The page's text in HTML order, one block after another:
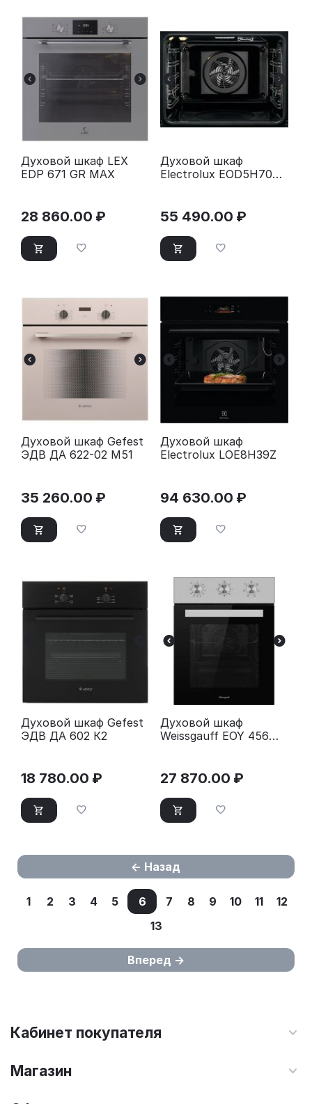
Духовой шкаф LEX
EDP 671 GR MAX
28 860.00 ₽
Духовой шкаф
Electrolux EOD5H70Z
55 490.00 ₽
Духовой шкаф Gefest
ЭДВ ДА 622-02 М51
35 260.00 ₽
Духовой шкаф
Electrolux LOE8H39Z
94 630.00 ₽
Духовой шкаф Gefest
ЭДВ ДА 602 К2
18 780.00 ₽
Духовой шкаф
Weissgauff EOY 456
27 870.00 ₽
Назад
1 2 3 4 5 6 7 8 9 10 11
12
13
Вперед
Кабинет покупателя
Магазин